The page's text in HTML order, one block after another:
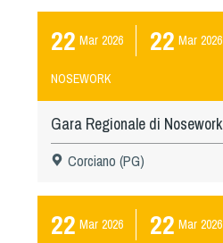
22 Mar 2026 22 Mar 2026
NOSEWORK
Gara Regionale di Nosework
Corciano (PG)
22 Mar 2026 22 Mar 2026